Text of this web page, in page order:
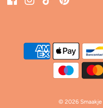
© 2026 Smaakje